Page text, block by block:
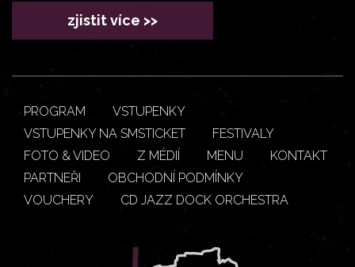
zjistit více >>
PROGRAM
VSTUPENKY
VSTUPENKY NA SMSTICKET
FESTIVALY
FOTO & VIDEO
Z MÉDIÍ MENU
KONTAKT
PARTNEŘI
OBCHODNÍ PODMÍNKY
VOUCHERY
CD JAZZ DOCK ORCHESTRA